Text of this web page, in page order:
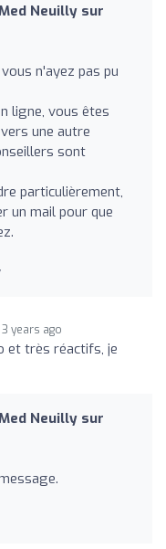
Neuilly sur
n'ayez pas pu
ligne, vous êtes
une autre
sont
particulièrement,
un mail pour que
3 years ago
et très réactifs, je
Neuilly sur